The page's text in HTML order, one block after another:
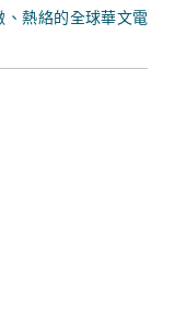
、熱絡的全球華文電